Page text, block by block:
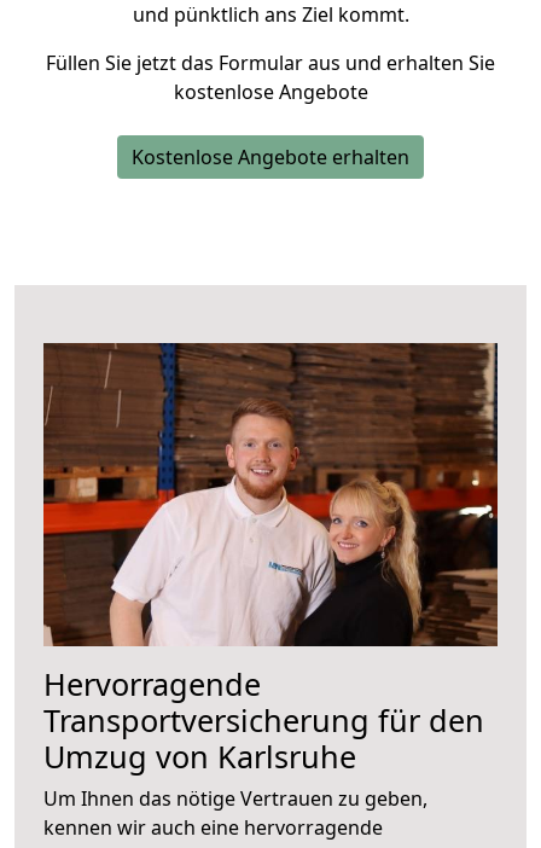
und pünktlich ans Ziel kommt.
Füllen Sie jetzt das Formular aus und erhalten Sie
kostenlose Angebote
Kostenlose Angebote erhalten
Hervorragende
Transportversicherung für den
Umzug von Karlsruhe
Um Ihnen das nötige Vertrauen zu geben,
kennen wir auch eine hervorragende